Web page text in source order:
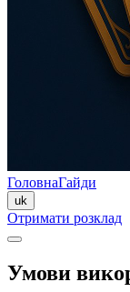
ГоловнаГайди
uk
Отримати розклад
Умови